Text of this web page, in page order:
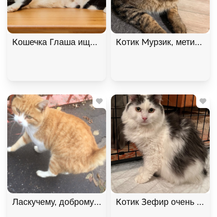
Кошечка Глаша ищет дом , Черный с белым,
Котик Мурзик, метис
Котик Зефир очень